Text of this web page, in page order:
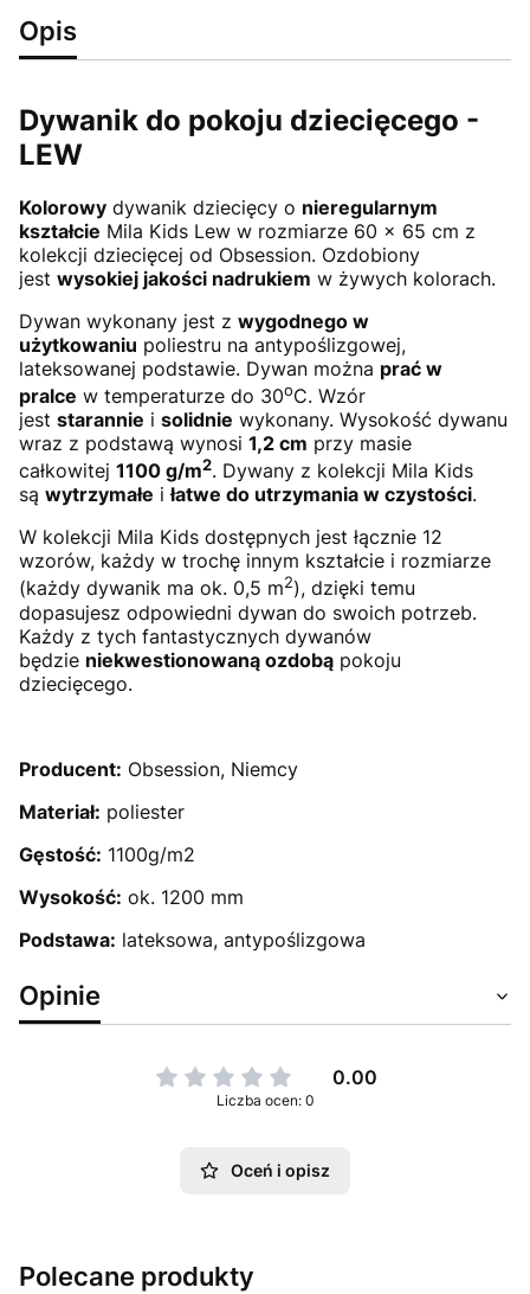
Opis
Dywanik do pokoju dziecięcego -
LEW
Kolorowy dywanik dziecięcy o nieregularnym
kształcie Mila Kids Lew w rozmiarze 60 x 65 cm z
kolekcji dziecięcej od Obsession. Ozdobiony
jest wysokiej jakości nadrukiem w żywych kolorach.
Dywan wykonany jest z wygodnego w
użytkowaniu poliestru na antypoślizgowej,
lateksowanej podstawie. Dywan można prać w
pralce w temperaturze do 30oC. Wzór
jest starannie i solidnie wykonany. Wysokość dywanu
wraz z podstawą wynosi 1,2 cm przy masie
całkowitej 1100 g/m2. Dywany z kolekcji Mila Kids
są wytrzymałe iłatwe do utrzymania w czystości.
W kolekcji Mila Kids dostępnych jest łącznie 12
wzorów, każdy w trochę innym kształcie i rozmiarze
(każdy dywanik ma ok. 0,5 m2), dzięki temu
dopasujesz odpowiedni dywan do swoich potrzeb.
Każdy z tych fantastycznych dywanów
będzie niekwestionowaną ozdobą pokoju
dziecięcego.
Producent: Obsession, Niemcy
Materiał: poliester
Gęstość: 1100g/m2
Wysokość: ok. 1200 mm
Podstawa: lateksowa, antypoślizgowa
Opinie
0.00
Liczba ocen: 0
Oceń i opisz
Polecane produkty